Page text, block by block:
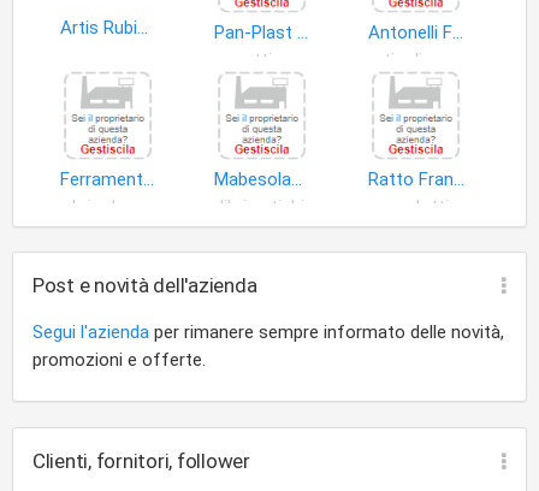
Artis Rubinetterie
Pan-Plast di Massimo Lorandi & C. S.a.s
Antonelli Franco
Ferramenta Erika di Braghini Pierangelo
bricolage
Mabesolani Volfango Maffeo
libri antichi
Ratto Francesca
prodotti
Post e novità dell'azienda
Segui l'azienda per rimanere sempre informato delle novità,
promozioni e offerte.
Clienti, fornitori, follower